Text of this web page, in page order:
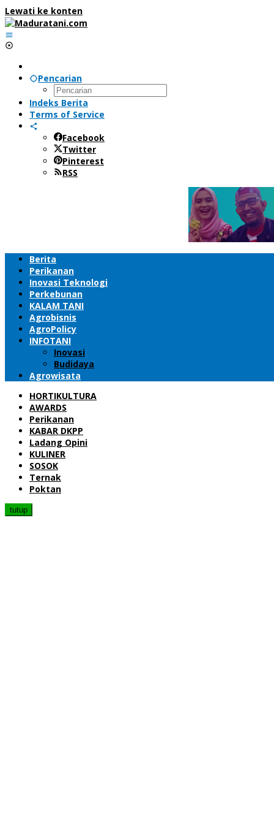
Lewati ke konten
Pencarian
Indeks Berita
Terms of Service
Facebook
Twitter
Pinterest
RSS
Berita
Perikanan
Inovasi Teknologi
Perkebunan
KALAM TANI
Agrobisnis
AgroPolicy
INFOTANI
Inovasi
Budidaya
Agrowisata
HORTIKULTURA
AWARDS
Perikanan
KABAR DKPP
Ladang Opini
KULINER
SOSOK
Ternak
Poktan
tutup